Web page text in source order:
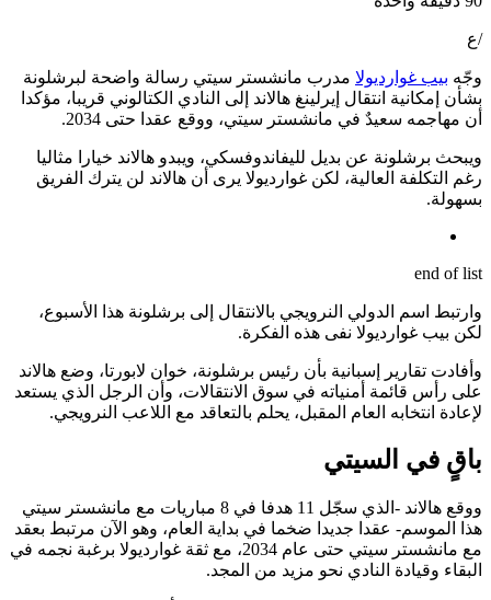
/ع
وجّه بيب غوارديولا مدرب مانشستر سيتي رسالة واضحة لبرشلونة
بشأن إمكانية انتقال إيرلينغ هالاند إلى النادي الكتالوني قريبا، مؤكدا
أن مهاجمه سعيدٌ في مانشستر سيتي، ووقع عقدا حتى 2034.
ويبحث برشلونة عن بديل لليفاندوفسكي، ويبدو هالاند خيارا مثاليا
رغم التكلفة العالية، لكن غوارديولا يرى أن هالاند لن يترك الفريق
بسهولة.
end of list
وارتبط اسم الدولي النرويجي بالانتقال إلى برشلونة هذا الأسبوع،
لكن بيب غوارديولا نفى هذه الفكرة.
وأفادت تقارير إسبانية بأن رئيس برشلونة، خوان لابورتا، وضع هالاند
على رأس قائمة أمنياته في سوق الانتقالات، وأن الرجل الذي يستعد
لإعادة انتخابه العام المقبل، يحلم بالتعاقد مع اللاعب النرويجي.
باقٍ في السيتي
ووقع هالاند -الذي سجّل 11 هدفا في 8 مباريات مع مانشستر سيتي
هذا الموسم- عقدا جديدا ضخما في بداية العام، وهو الآن مرتبط بعقد
مع مانشستر سيتي حتى عام 2034، مع ثقة غوارديولا برغبة نجمه في
البقاء وقيادة النادي نحو مزيد من المجد.